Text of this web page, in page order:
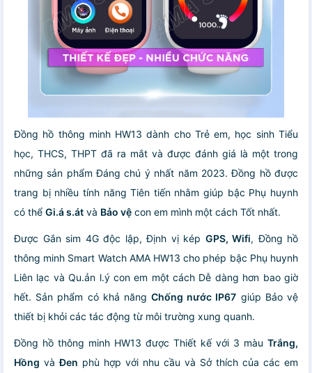
Đồng hồ thông minh HW13 dành cho Trẻ em, học sinh Tiểu
học, THCS, THPT đã ra mắt và được đánh giá là một trong
những sản phẩm Đáng chú ý nhất năm 2023. Đồng hồ được
trang bị nhiều tính năng Tiên tiến nhằm giúp bậc Phụ huynh
có thể Gi.á s.át và Bảo vệ con em mình một cách Tốt nhất.
Được Gắn sim 4G độc lập, Định vị kép GPS, Wifi, Đồng hồ
thông minh Smart Watch AMA HW13 cho phép bậc Phụ huynh
Liên lạc và Qu.ản l.ý con em một cách Dễ dàng hơn bao giờ
hết. Sản phẩm có khả năngChống nước IP67 giúp Bảo vệ
thiết bị khỏi các tác động từ môi trường xung quanh.
Đồng hồ thông minh HW13 được Thiết kế với 3 màu Trắng,
Hồng vàĐen phù hợp với nhu cầu và Sở thích của các em